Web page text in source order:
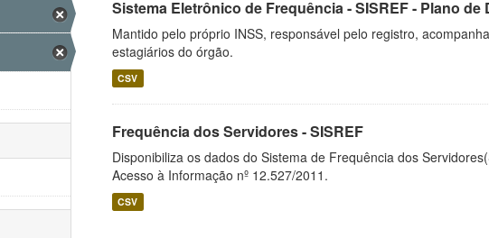
Sistema Eletrônico de Frequência - SISREF - Plano de
Mantido pelo próprio INSS, responsável pelo registro,
estagiários do órgão.
CSV
Frequência dos Servidores - SISREF
Disponibiliza os dados do Sistema de Frequência dos
Acesso à Informação nº 12.527/2011.
CSV